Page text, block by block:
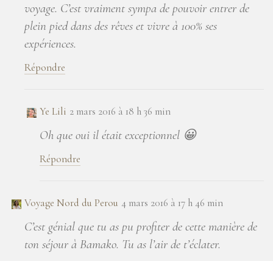
voyage. C’est vraiment sympa de pouvoir entrer de
plein pied dans des rêves et vivre à 100% ses
expériences.
Répondre
Ye Lili 2 mars 2016 à 18 h 36 min
Oh que oui il était exceptionnel 😀
Répondre
Voyage Nord du Perou 4 mars 2016 à 17 h 46 min
C’est génial que tu as pu profiter de cette manière de
ton séjour à Bamako. Tu as l’air de t’éclater.